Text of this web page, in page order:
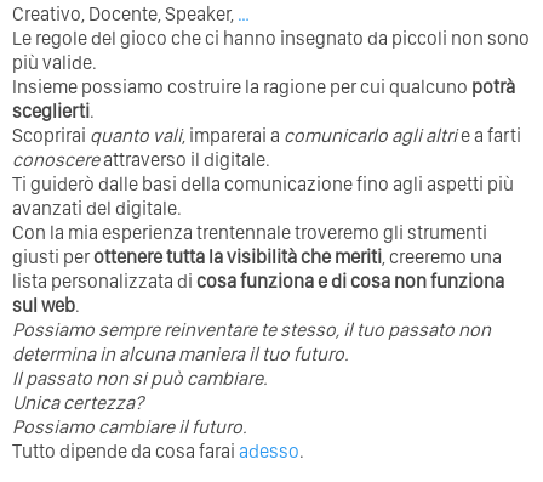
Creativo, Docente, Speaker, …
Le regole del gioco che ci hanno insegnato da piccoli non sono
più valide.
Insieme possiamo costruire la ragione per cui qualcuno potrà
sceglierti.
Scoprirai quanto vali, imparerai a comunicarlo agli altrie a farti
conoscereattraverso il digitale.
Ti guiderò dalle basi della comunicazione fino agli aspetti più
avanzati del digitale.
Con la mia esperienza trentennale troveremo gli strumenti
giusti perottenere tutta la visibilità che meriti, creeremo una
lista personalizzata di cosa funziona e di cosa non funziona
sul web.
Possiamo sempre reinventare te stesso, il tuo passato non
determina in alcuna maniera il tuo futuro. ⁣
⁣Il passato non si può cambiare.
Unica certezza?
Possiamo cambiare il futuro.
Tutto dipende da cosa farai adesso.